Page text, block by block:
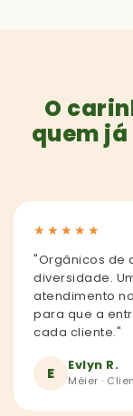
O
quem
★ ★ ★ ★ ★
"Orgânicos de
diversidade.
atendimento
para que a
cada cliente."
E Evlyn R.
Méier ·